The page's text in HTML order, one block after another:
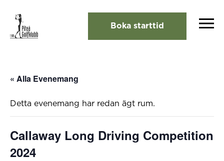
Boka starttid
« Alla Evenemang
Detta evenemang har redan ägt rum.
Callaway Long Driving Competition
2024